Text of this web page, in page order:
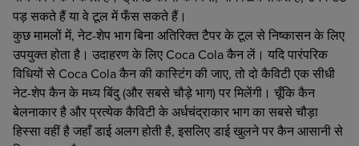
पड़ सकते हैं या वे टूल में फँस सकते हैं।
कुछ मामलों में, नेट-शेप भाग बिना अतिरिक्त टैपर के टूल से निष्कासन के लिए
उपयुक्त होता है। उदाहरण के लिए Coca Cola कैन लें। यदि पारंपरिक
विधियों से Coca Cola कैन की कास्टिंग की जाए, तो दो कैविटी एक सीधी
नेट-शेप कैन के मध्य बिंदु (और सबसे चौड़े भाग) पर मिलेंगी। चूँकि कैन
बेलनाकार है और प्रत्येक कैविटी के अर्धचंद्राकार भाग का सबसे चौड़ा
हिस्सा वहीं है जहाँ डाई अलग होती है, इसलिए डाई खुलने पर कैन आसानी से